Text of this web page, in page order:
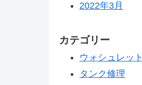
2022年3月
カテゴリー
ウォシュレット
タンク修理